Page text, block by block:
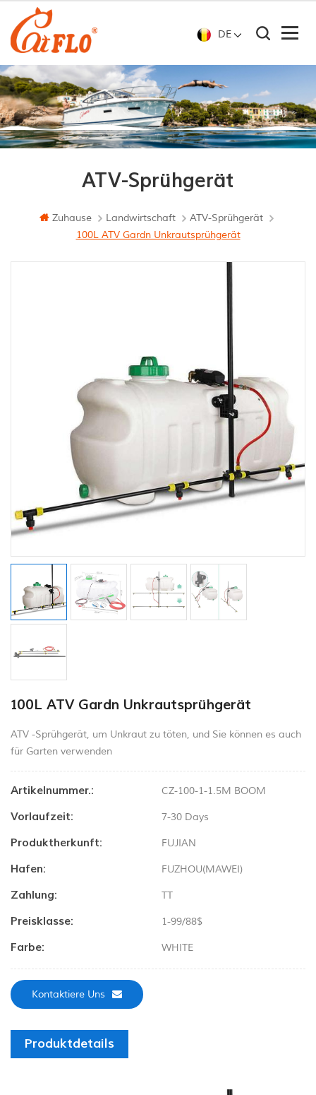
DE
ATV-Sprühgerät
Zuhause Landwirtschaft
ATV-Sprühgerät
100L ATV Gardn Unkrautsprühgerät
100L ATV Gardn Unkrautsprühgerät
ATV -Sprühgerät, um Unkraut zu töten, und Sie können es auch
für Garten verwenden
Artikelnummer.: CZ-100-1-1.5M BOOM
Vorlaufzeit: 7-30 Days
Produktherkunft: FUJIAN
Hafen: FUZHOU(MAWEI)
Zahlung: TT
Preisklasse: 1-99/88$
Farbe: WHITE
Kontaktiere Uns
Produktdetails